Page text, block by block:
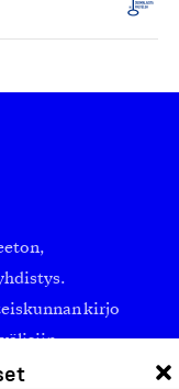
kirjo
vuotta sitten